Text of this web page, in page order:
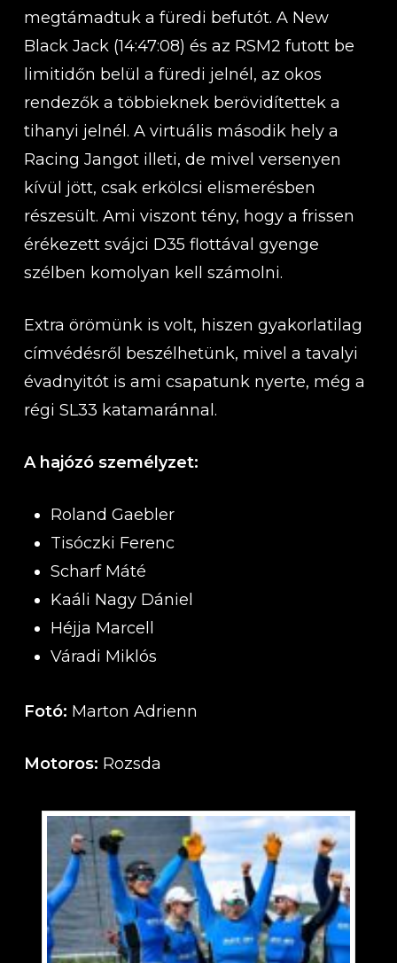
megtámadtuk a füredi befutót. A New
Black Jack (14:47:08) és az RSM2 futott be
limitidőn belül a füredi jelnél, az okos
rendezők a többieknek berövidítettek a
tihanyi jelnél. A virtuális második hely a
Racing Jangot illeti, de mivel versenyen
kívül jött, csak erkölcsi elismerésben
részesült. Ami viszont tény, hogy a frissen
érékezett svájci D35 flottával gyenge
szélben komolyan kell számolni.
Extra örömünk is volt, hiszen gyakorlatilag
címvédésről beszélhetünk, mivel a tavalyi
évadnyitót is ami csapatunk nyerte, még a
régi SL33 katamaránnal.
A hajózó személyzet:
Roland Gaebler
Tisóczki Ferenc
Scharf Máté
Kaáli Nagy Dániel
Héjja Marcell
Váradi Miklós
Fotó: Marton Adrienn
Motoros: Rozsda